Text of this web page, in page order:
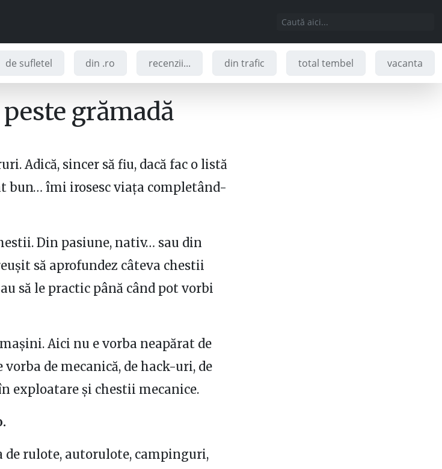
de sufletel din .ro recenzii... din trafic total tembel vacanta
grămadă
Adică, sincer să fiu, dacă fac o listă
bun… îmi irosesc viața completând-
Din pasiune, nativ… sau din
să aprofundez câteva chestii
să le practic până când pot vorbi
Aici nu e vorba neapărat de
de mecanică, de hack-uri, de
exploatare și chestii mecanice.
de rulote, autorulote, campinguri,